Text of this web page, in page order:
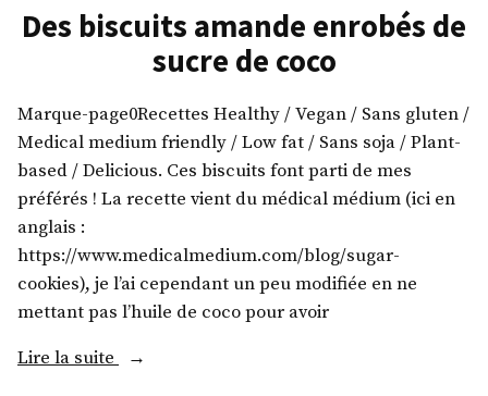
patate
douce
Des biscuits amande enrobés de
sucre de coco
Marque-page0Recettes Healthy / Vegan / Sans gluten /
Medical medium friendly / Low fat / Sans soja / Plant-
based / Delicious. Ces biscuits font parti de mes
préférés ! La recette vient du médical médium (ici en
anglais :
https://www.medicalmedium.com/blog/sugar-
cookies), je l’ai cependant un peu modifiée en ne
mettant pas l’huile de coco pour avoir
Lire la suite « Des